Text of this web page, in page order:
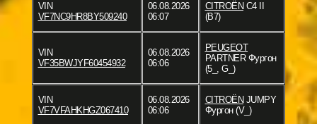
VIN
VF7NC9HR8BY509240
06.08.2026
06:07
CITROËN C4 II
(B7)
VIN
VF35BWJYF60454932
06.08.2026
06:06
PEUGEOT
PARTNER Фургон
(5_, G_)
VIN
VF7VFAHKHGZ067410
06.08.2026
06:06
CITROËN JUMPY
Фургон (V_)